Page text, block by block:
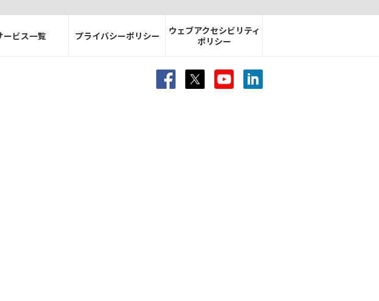
ービス一覧 プライバシーポリシー
ウェブアクセシビリティ
ポリシー